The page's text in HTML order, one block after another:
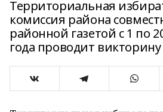
Территориальная
комиссия района
районной газетой с 1 по
года проводит викторину